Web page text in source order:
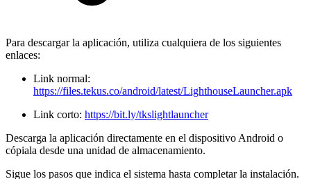
Para descargar la aplicación, utiliza cualquiera de los siguientes
enlaces:
Link normal:
https://files.tekus.co/android/latest/LighthouseLauncher.apk
Link corto: https://bit.ly/tkslightlauncher
Descarga la aplicación directamente en el dispositivo Android o
cópiala desde una unidad de almacenamiento.
Sigue los pasos que indica el sistema hasta completar la instalación.